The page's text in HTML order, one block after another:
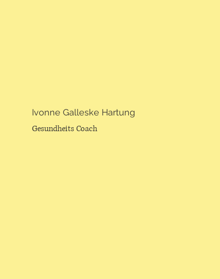
Ivonne Galleske Hartung
Gesundheits Coach